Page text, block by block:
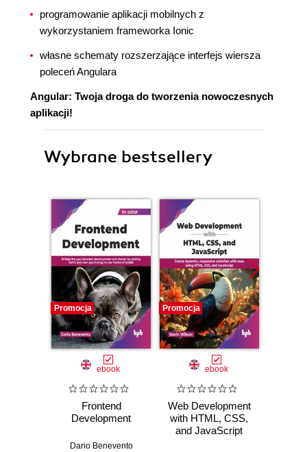
programowanie aplikacji mobilnych z
wykorzystaniem frameworka Ionic
własne schematy rozszerzające interfejs wiersza
poleceń Angulara
Angular: Twoja droga do tworzenia nowoczesnych
aplikacji!
Wybrane bestsellery
Promocja
ebook
Frontend
Development
Dario Benevento
Promocja
ebook
Web Development
with HTML, CSS,
and JavaScript